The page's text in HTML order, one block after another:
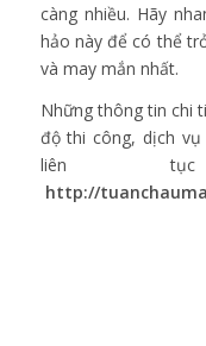
càng nhiều. Hãy
hảo này để có thể
và may mắn nhất.
Những thông tin chi
độ thi công, dịch
liên
http://